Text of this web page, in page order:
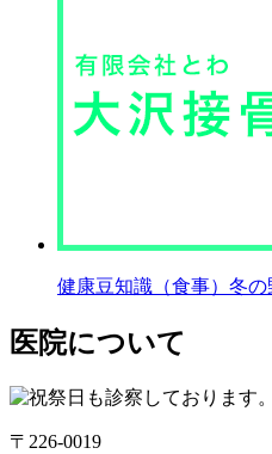
健康豆知識（食事）冬の
医院について
〒226-0019